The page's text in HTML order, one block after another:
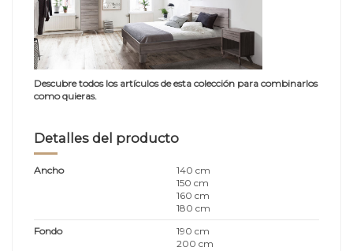
Descubre todos los artículos de esta colección para combinarlos
como quieras.
Detalles del producto
Ancho
140 cm
150 cm
160 cm
180 cm
Fondo
190 cm
200 cm